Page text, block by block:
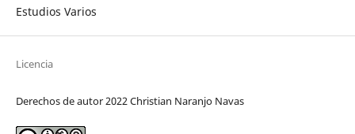
Estudios Varios
Licencia
Derechos de autor 2022 Christian Naranjo Navas